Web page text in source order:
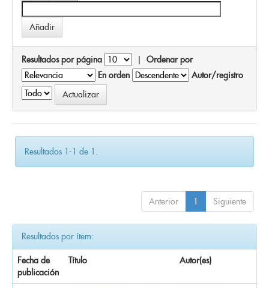
Resultados por página | Ordenar por
En orden
Autor/registro
Resultados 1-1 de 1.
Anterior 1 Siguiente
Resultados por ítem:
Fecha de
publicación
Título Autor(es)